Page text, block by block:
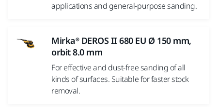
applications and general-purpose sanding.
Mirka® DEROS II 680 EU Ø 150 mm,
orbit 8.0 mm
For effective and dust-free sanding of all
kinds of surfaces. Suitable for faster stock
removal.